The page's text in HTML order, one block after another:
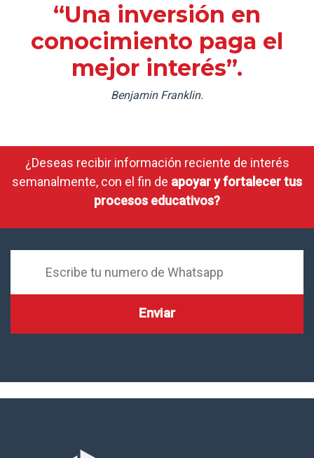
“Una inversión en
conocimiento paga el
mejor interés”.
Benjamin Franklin.
¿Deseas recibir información reciente de interés
semanalmente, con el fin de apoyar y fortalecer tus
procesos educativos?